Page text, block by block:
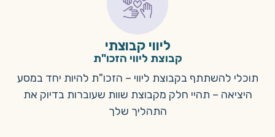
ליווי קבוצתי
קבוצת ליווי הזכו"ת
תוכלי להשתתף בקבוצת ליווי – הזכו"ת להיות יחד במסע
היציאה – תהיי חלק מקבוצת שוות שעוברות בדיוק את
התהליך שלך